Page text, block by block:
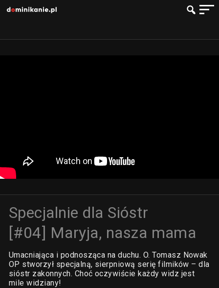
Specjalnie dla Sióstr
[#04] Maryja, nasza mama
Umacniająca i podnosząca na duchu. O. Tomasz Nowak
OP stworzył specjalną, sierpniową serię filmików – dla
sióstr zakonnych. Choć oczywiście każdy widz jest
mile widziany!